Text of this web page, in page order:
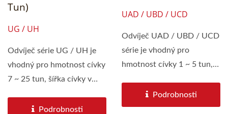
Tun)
UG / UH
Odvíječ série UG / UH je
vhodný pro hmotnost cívky
7 ~ 25 tun, šířka cívky v
Podrobnosti
UAD / UBD / UCD
Odvíječ UAD / UBD / UCD
série je vhodný pro
hmotnost cívky 1 ~ 5 tun,
Podrobnosti